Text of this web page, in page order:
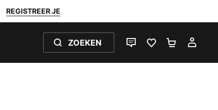
REGISTREER JE
ZOEKEN
LIVE CHATFAVORIETEN 0